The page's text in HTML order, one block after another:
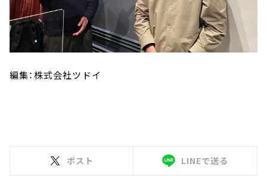
編集：株式会社ツドイ
ポスト LINEで送る